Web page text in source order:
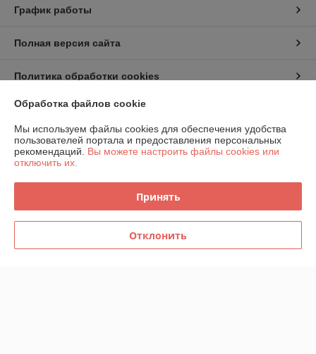
График работы
Полная версия сайта
Политика обработки cookies
Сайт создан на платформе Deal.by
Информация для покупателя
Юридическое лицо:ООО "Беланалогия"
Обработка файлов cookie
Мы используем файлы cookies для обеспечения удобства
пользователей портала и предоставления персональных
рекомендаций. Вы можете настроить файлы cookies или
отключить их.
Принять
Отклонить